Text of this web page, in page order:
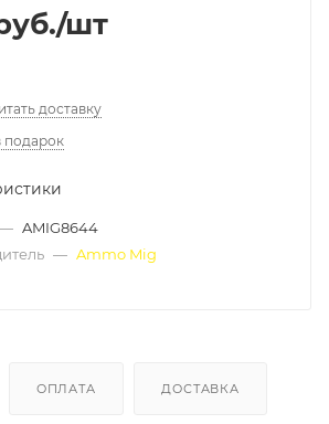
/шт
доставку
подарок
— AMIG8644
— Ammo Mig
ОПЛАТА ДОСТАВКА